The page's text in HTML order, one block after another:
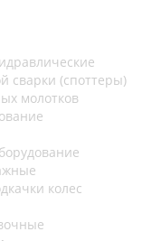
сварки (споттеры)
молотков
колес